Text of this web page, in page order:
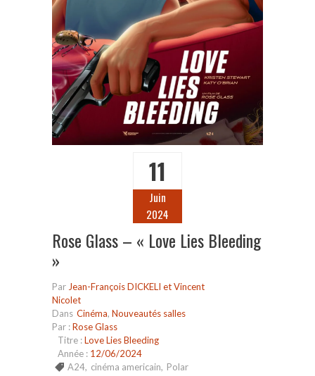
11
Juin
2024
Rose Glass – « Love Lies Bleeding
»
Par Jean-François DICKELI et Vincent
Nicolet
Dans Cinéma, Nouveautés salles
Par :Rose Glass
Titre :Love Lies Bleeding
Année : 12/06/2024
A24, cinéma americain, Polar